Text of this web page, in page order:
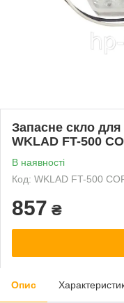
Запасне скло для
WKLAD FT-500
В наявності
Код: WKLAD FT-500
857 ₴
Опис